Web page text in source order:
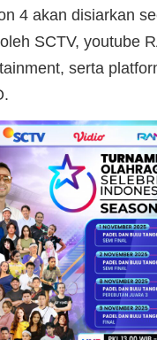
4 akan disiarkan
SCTV, youtube
serta